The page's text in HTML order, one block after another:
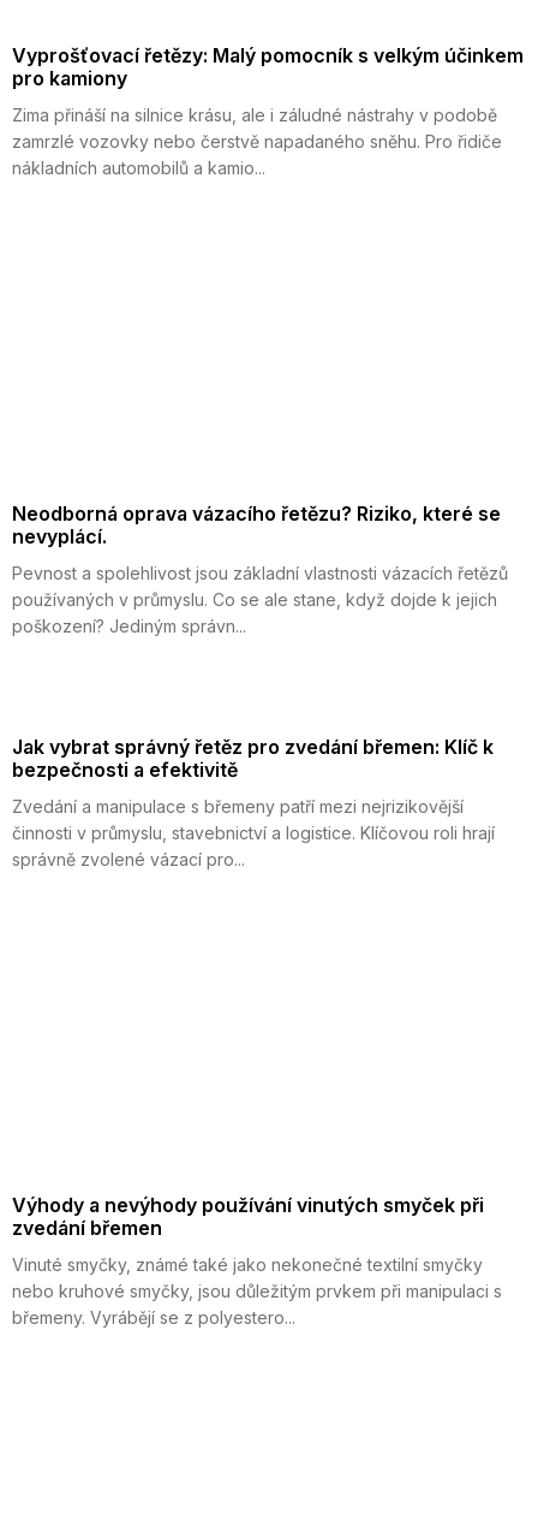
Vyprošťovací řetězy: Malý pomocník s velkým účinkem
pro kamiony
Zima přináší na silnice krásu, ale i záludné nástrahy v podobě
zamrzlé vozovky nebo čerstvě napadaného sněhu. Pro řidiče
nákladních automobilů a kamio...
Neodborná oprava vázacího řetězu? Riziko, které se
nevyplácí.
Pevnost a spolehlivost jsou základní vlastnosti vázacích řetězů
používaných v průmyslu. Co se ale stane, když dojde k jejich
poškození? Jediným správn...
Jak vybrat správný řetěz pro zvedání břemen: Klíč k
bezpečnosti a efektivitě
Zvedání a manipulace s břemeny patří mezi nejrizikovější
činnosti v průmyslu, stavebnictví a logistice. Klíčovou roli hrají
správně zvolené vázací pro...
Výhody a nevýhody používání vinutých smyček při
zvedání břemen
Vinuté smyčky, známé také jako nekonečné textilní smyčky
nebo kruhové smyčky, jsou důležitým prvkem při manipulaci s
břemeny. Vyrábějí se z polyestero...